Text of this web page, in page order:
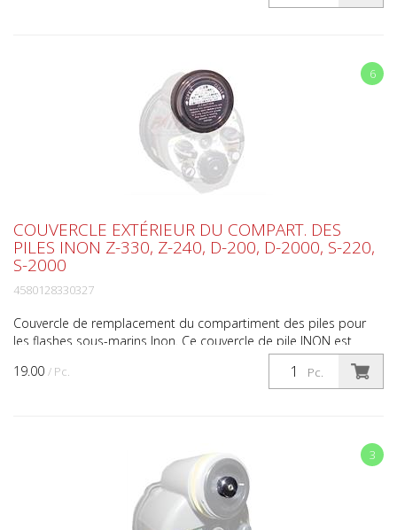
6
19.00 / Pc. Pc.
COUVERCLE EXTÉRIEUR DU COMPART. DES
PILES INON Z-330, Z-240, D-200, D-2000, S-220,
S-2000
4580128330327
Couvercle de remplacement du compartiment des piles pour
les flashes sous-marins Inon. Ce couvercle de pile INON est
compatible avec les clignotements INON suivants: • Z-...
3